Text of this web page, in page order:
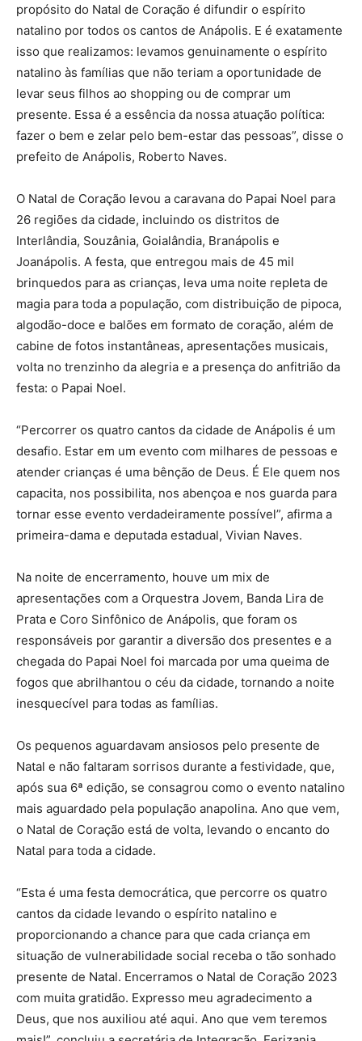
propósito do Natal de Coração é difundir o espírito
natalino por todos os cantos de Anápolis. E é exatamente
isso que realizamos: levamos genuinamente o espírito
natalino às famílias que não teriam a oportunidade de
levar seus filhos ao shopping ou de comprar um
presente. Essa é a essência da nossa atuação política:
fazer o bem e zelar pelo bem-estar das pessoas”, disse o
prefeito de Anápolis, Roberto Naves.
O Natal de Coração levou a caravana do Papai Noel para
26 regiões da cidade, incluindo os distritos de
Interlândia, Souzânia, Goialândia, Branápolis e
Joanápolis. A festa, que entregou mais de 45 mil
brinquedos para as crianças, leva uma noite repleta de
magia para toda a população, com distribuição de pipoca,
algodão-doce e balões em formato de coração, além de
cabine de fotos instantâneas, apresentações musicais,
volta no trenzinho da alegria e a presença do anfitrião da
festa: o Papai Noel.
“Percorrer os quatro cantos da cidade de Anápolis é um
desafio. Estar em um evento com milhares de pessoas e
atender crianças é uma bênção de Deus. É Ele quem nos
capacita, nos possibilita, nos abençoa e nos guarda para
tornar esse evento verdadeiramente possível”, afirma a
primeira-dama e deputada estadual, Vivian Naves.
Na noite de encerramento, houve um mix de
apresentações com a Orquestra Jovem, Banda Lira de
Prata e Coro Sinfônico de Anápolis, que foram os
responsáveis por garantir a diversão dos presentes e a
chegada do Papai Noel foi marcada por uma queima de
fogos que abrilhantou o céu da cidade, tornando a noite
inesquecível para todas as famílias.
Os pequenos aguardavam ansiosos pelo presente de
Natal e não faltaram sorrisos durante a festividade, que,
após sua 6ª edição, se consagrou como o evento natalino
mais aguardado pela população anapolina. Ano que vem,
o Natal de Coração está de volta, levando o encanto do
Natal para toda a cidade.
“Esta é uma festa democrática, que percorre os quatro
cantos da cidade levando o espírito natalino e
proporcionando a chance para que cada criança em
situação de vulnerabilidade social receba o tão sonhado
presente de Natal. Encerramos o Natal de Coração 2023
com muita gratidão. Expresso meu agradecimento a
Deus, que nos auxiliou até aqui. Ano que vem teremos